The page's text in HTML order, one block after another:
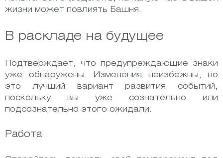
жизни может повлиять Башня.
В раскладе на будущее
Подтверждает, что предупреждающие знаки
уже обнаружены. Изменения неизбежны, но
это лучший вариант развития событий,
поскольку вы уже сознательно или
подсознательно этого ожидали.
Работа